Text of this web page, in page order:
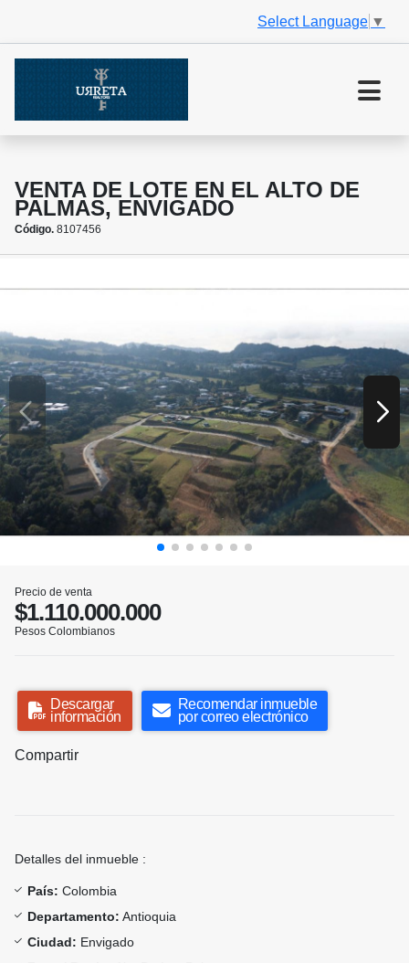
Select Language ▼
VENTA DE LOTE EN EL ALTO DE
PALMAS, ENVIGADO
Código. 8107456
Precio de venta
$1.110.000.000
Pesos Colombianos
Descargar
información
Recomendar inmueble
por correo electrónico
Compartir
Detalles del inmueble :
País: Colombia
Departamento: Antioquia
Ciudad: Envigado